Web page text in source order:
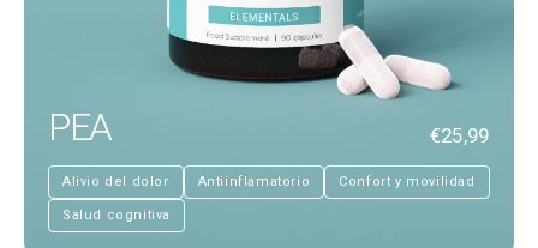
PEA €25,99
Alivio del dolor Antiinflamatorio Confort y movilidad
Salud cognitiva